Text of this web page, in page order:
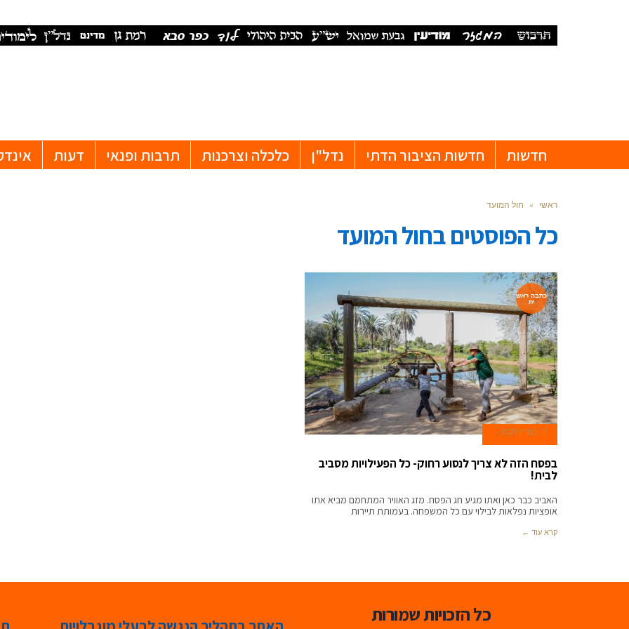
חדשות חדשות הציבור הדתי נדל"ן כלכלה וצרכנות תרבות ופנאי דעות
ראשי » חול המועד
כל הפוסטים בחול המועד
כתבה ראש
ית
17 במרץ 2021
בפסח הזה לא צריך לנסוע רחוק- כל הפעילויות מסביב
לבית!
האביב כבר כאן ואתו מגיע חג הפסח. מזג האוויר המתחמם מביא אתו
אופציות נפלאות לבילוי עם כל המשפחה. בעמותת תיירות
קרא עוד ←
כל הזכויות שמורות